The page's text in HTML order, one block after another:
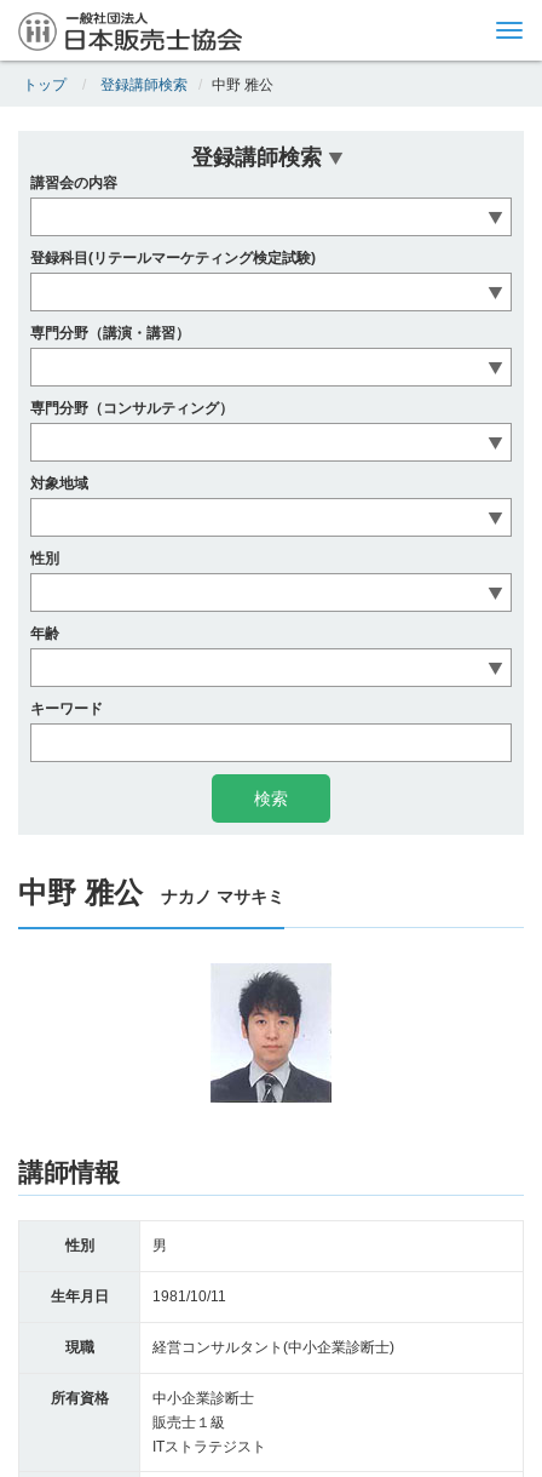
トップ 登録講師検索 中野 雅公
登録講師検索
講習会の内容
登録科目(リテールマーケティング検定試験)
専門分野（講演・講習）
専門分野（コンサルティング）
対象地域
性別
年齢
キーワード
中野 雅公 ナカノ マサキミ
講師情報
性別 男
生年月日 1981/10/11
現職 経営コンサルタント(中小企業診断士)
所有資格
中小企業診断士
販売士１級
ITストラテジスト